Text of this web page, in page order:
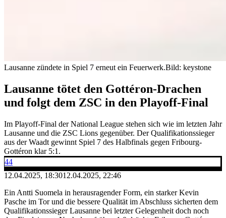
Lausanne zündete in Spiel 7 erneut ein Feuerwerk.Bild: keystone
Lausanne tötet den Gottéron-Drachen
und folgt dem ZSC in den Playoff-Final
Im Playoff-Final der National League stehen sich wie im letzten Jahr
Lausanne und die ZSC Lions gegenüber. Der Qualifikationssieger
aus der Waadt gewinnt Spiel 7 des Halbfinals gegen Fribourg-
Gottéron klar 5:1.
44
12.04.2025, 18:3012.04.2025, 22:46
Ein Antti Suomela in herausragender Form, ein starker Kevin
Pasche im Tor und die bessere Qualität im Abschluss sicherten dem
Qualifikationssieger Lausanne bei letzter Gelegenheit doch noch